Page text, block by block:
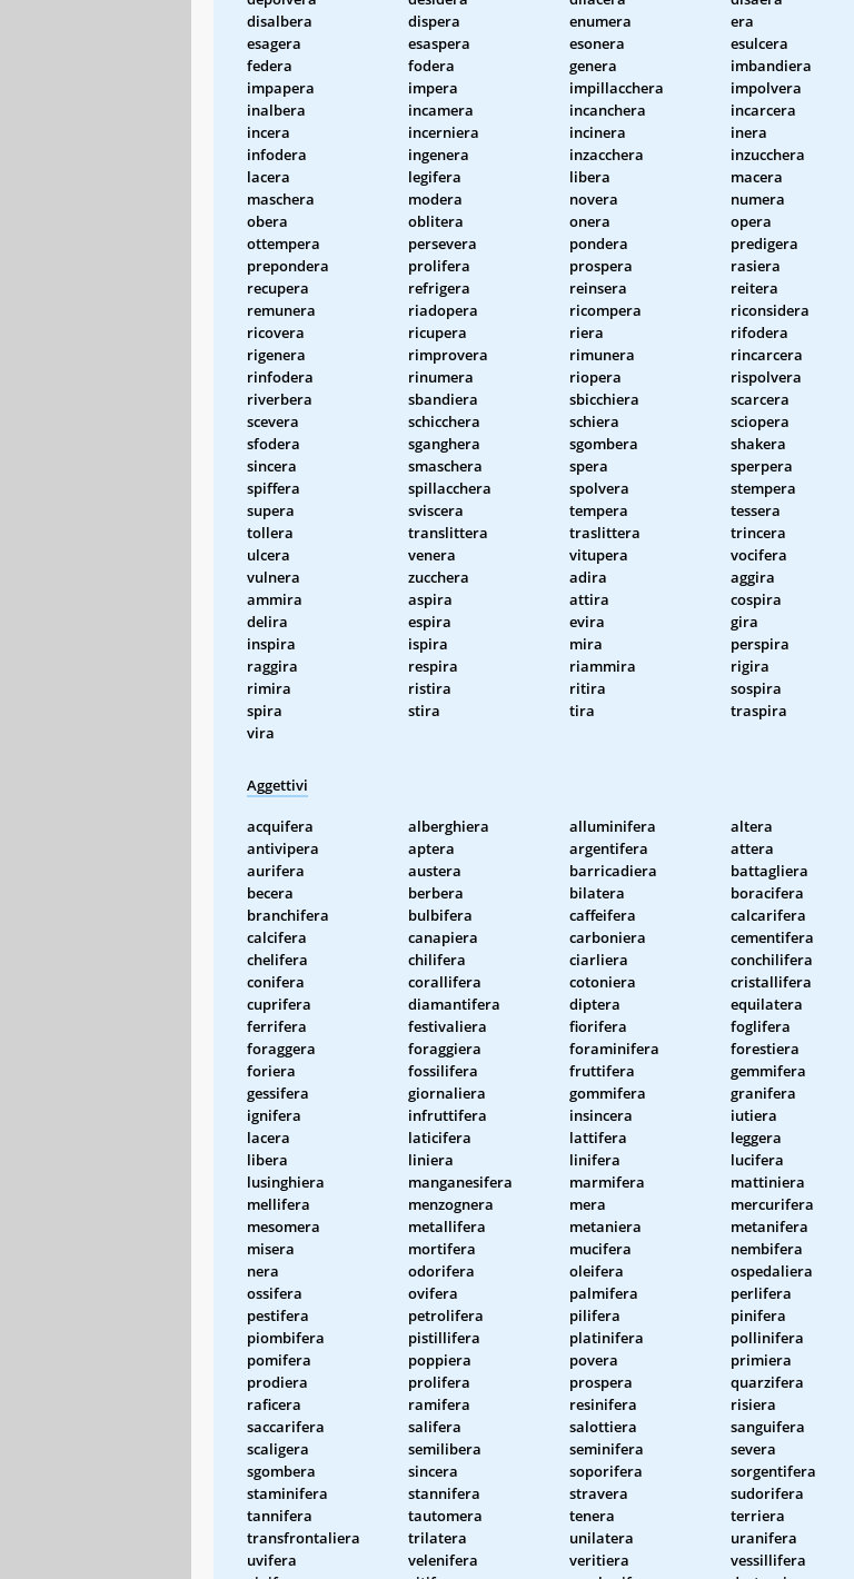
disalbera
dispera enumera
era
esagera
esaspera esonera
esulcera
federa
fodera genera
imbandiera
impapera
impera impillacchera
impolvera
inalbera
incamera incanchera
incarcera
incera
incerniera incinera
inera
infodera
ingenera inzacchera
inzucchera
lacera
legifera libera
macera
maschera
modera novera
numera
obera
oblitera onera
opera
ottempera
persevera pondera
predigera
prepondera
prolifera prospera
rasiera
recupera
refrigera reinsera
reitera
remunera
riadopera ricompera
riconsidera
ricovera
ricupera riera
rifodera
rigenera
rimprovera rimunera
rincarcera
rinfodera
rinumera riopera
rispolvera
riverbera
sbandiera sbicchiera
scarcera
scevera
schicchera schiera
sciopera
sfodera
sganghera sgombera
shakera
sincera
smaschera spera
sperpera
spiffera
spillacchera spolvera
stempera
supera
sviscera tempera
tessera
tollera
translittera traslittera
trincera
ulcera
venera vitupera
vocifera
vulnera
zucchera adira
aggira
ammira
aspira attira
cospira
delira
espira evira
gira
inspira
ispira mira
perspira
raggira
respira riammira
rigira
rimira
ristira ritira
sospira
spira
stira tira
traspira
vira
Aggettivi
acquifera alberghiera alluminifera
altera
antivipera
aptera argentifera
attera
aurifera
austera barricadiera
battagliera
becera
berbera bilatera
boracifera
branchifera
bulbifera caffeifera
calcarifera
calcifera
canapiera carboniera
cementifera
chelifera
chilifera ciarliera
conchilifera
conifera
corallifera cotoniera
cristallifera
cuprifera
diamantifera diptera
equilatera
ferrifera
festivaliera fiorifera
foglifera
foraggera
foraggiera foraminifera
forestiera
foriera
fossilifera fruttifera
gemmifera
gessifera
giornaliera gommifera
granifera
ignifera
infruttifera insincera
iutiera
lacera
laticifera lattifera
leggera
libera
liniera linifera
lucifera
lusinghiera
manganesifera marmifera
mattiniera
mellifera
menzognera mera
mercurifera
mesomera
metallifera metaniera
metanifera
misera
mortifera mucifera
nembifera
nera
odorifera oleifera
ospedaliera
ossifera
ovifera palmifera
perlifera
pestifera
petrolifera pilifera
pinifera
piombifera
pistillifera platinifera
pollinifera
pomifera
poppiera povera
primiera
prodiera
prolifera prospera
quarzifera
raficera
ramifera resinifera
risiera
saccarifera
salifera salottiera
sanguifera
scaligera
semilibera seminifera
severa
sgombera
sincera soporifera
sorgentifera
staminifera
stannifera stravera
sudorifera
tannifera
tautomera tenera
terriera
transfrontaliera
trilatera unilatera
uranifera
uvifera
velenifera veritiera
vessillifera